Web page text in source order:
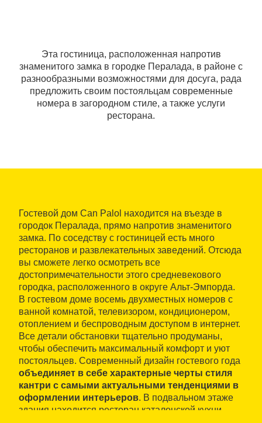
Эта гостиница, расположенная напротив
знаменитого замка в городке Пералада, в районе с
разнообразными возможностями для досуга, рада
предложить своим постояльцам современные
номера в загородном стиле, а также услуги
ресторана.
Гостевой дом Can Palol находится на въезде в
городок Пералада, прямо напротив знаменитого
замка. По соседству с гостиницей есть много
ресторанов и развлекательных заведений. Отсюда
вы сможете легко осмотреть все
достопримечательности этого средневекового
городка, расположенного в округе Альт-Эмпорда.
В гостевом доме восемь двухместных номеров с
ванной комнатой, телевизором, кондиционером,
отоплением и беспроводным доступом в интернет.
Все детали обстановки тщательно продуманы,
чтобы обеспечить максимальный комфорт и уют
постояльцев. Современный дизайн гостевого года
объединяет в себе характерные черты стиля
кантри с самыми актуальными тенденциями в
оформлении интерьеров. В подвальном этаже
здания находится ресторан каталонской кухни.